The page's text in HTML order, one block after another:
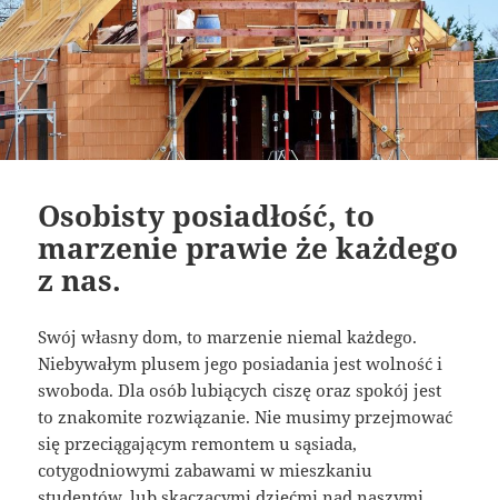
Osobisty posiadłość, to
marzenie prawie że każdego
z nas.
Swój własny dom, to marzenie niemal każdego.
Niebywałym plusem jego posiadania jest wolność i
swoboda. Dla osób lubiących ciszę oraz spokój jest
to znakomite rozwiązanie. Nie musimy przejmować
się przeciągającym remontem u sąsiada,
cotygodniowymi zabawami w mieszkaniu